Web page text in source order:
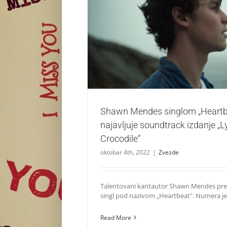
Shawn Mendes singlom „Heartbeat“
izdanje „Lyle, Lyle,
Shawn Mendes singlom
najavljuje soundtrack izdanje
Crocodile“
oktobar 4th, 2022 | Zvezde
Talentovani kantautor Shawn Mendes
singl pod nazivom „Heartbeat". Numera
Read More